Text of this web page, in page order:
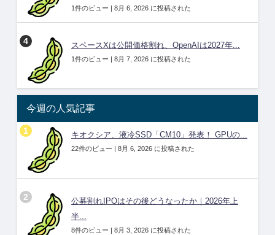
1件のビュー | 8月 6, 2026 に投稿された
スペースXは公開価格割れ、OpenAIは2027年...
1件のビュー | 8月 7, 2026 に投稿された
今週の人気記事
キオクシア、液冷SSD「CM10」発表！ GPUの...
22件のビュー | 8月 6, 2026 に投稿された
公募割れIPOはその後どうなったか｜2026年上
半...
8件のビュー | 8月 3, 2026 に投稿された